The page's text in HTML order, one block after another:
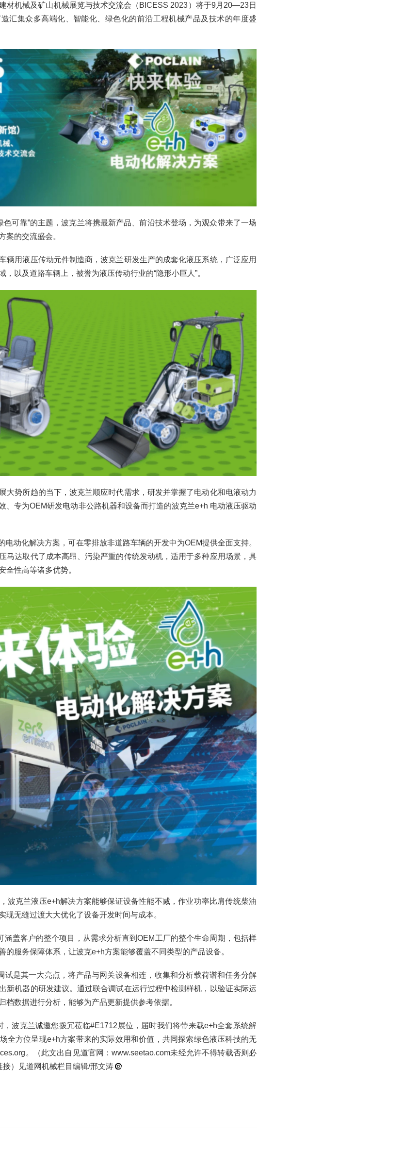
材机械及矿山机械展览与技术交流会（BICESS 2023）将于9月20—23日
汇集众多高端化、智能化、绿色化的前沿工程机械产品及技术的年度盛
色可靠”的主题，波克兰将携最新产品、前沿技术登场，为观众带来了一场
案的交流盛会。
辆用液压传动元件制造商，波克兰研发生产的成套化液压系统，广泛应用
以及道路车辆上，被誉为液压传动行业的“隐形小巨人”。
大势所趋的当下，波克兰顺应时代需求，研发并掌握了电动化和电液动力
、专为OEM研发电动非公路机器和设备而打造的波克兰e+h 电动液压驱动
电动化解决方案，可在零排放非道路车辆的开发中为OEM提供全面支持。
马达取代了成本高昂、污染严重的传统发动机，适用于多种应用场景，具
全性高等诸多优势。
波克兰液压e+h解决方案能够保证设备性能不减，作业功率比肩传统柴油
现无缝过渡大大优化了设备开发时间与成本。
涵盖客户的整个项目，从需求分析直到OEM工厂的整个生命周期，包括样
的服务保障体系，让波克e+h方案能够覆盖不同类型的产品设备。
试是其一大亮点，将产品与网关设备相连，收集和分析载荷谱和任务分解
新机器的研发建议。通过联合调试在运行过程中检测样机，以验证实际运
档数据进行分析，能够为产品更新提供参考依据。
，波克兰诚邀您拨冗莅临#E1712展位，届时我们将带来载e+h全套系统解
全方位呈现e+h方案带来的实际效用和价值，共同探索绿色液压科技的无
。（此文出自见道官网：www.seetao.com未经允许不得转载否则必
）见道网机械栏目编辑/邢文涛